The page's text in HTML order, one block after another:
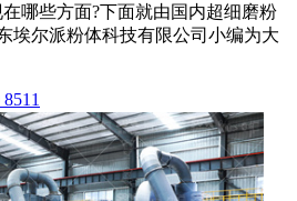
哪些方面?下面就由国内超细磨粉
尔派粉体科技有限公司小编为大